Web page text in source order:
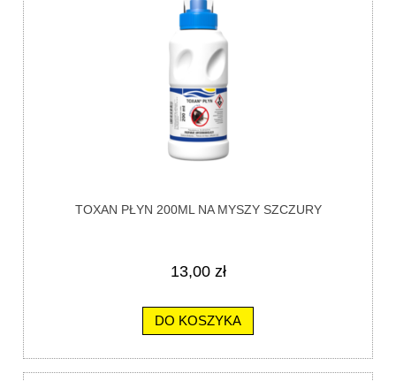
TOXAN PŁYN 200ML NA MYSZY SZCZURY
13,00 zł
DO KOSZYKA